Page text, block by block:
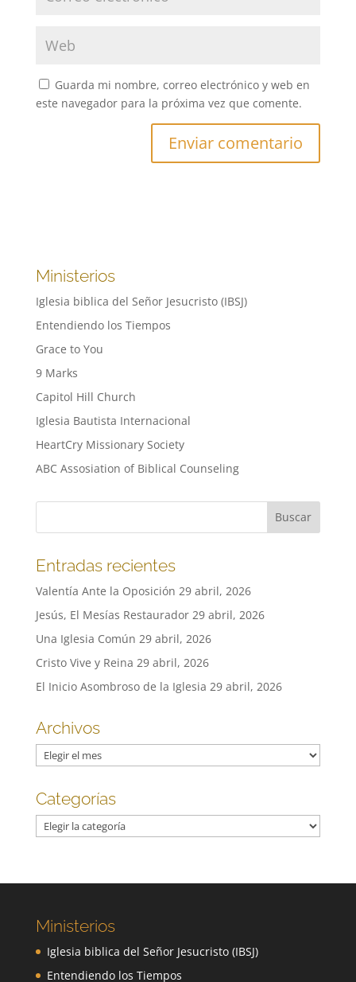
Guarda mi nombre, correo electrónico y web en
este navegador para la próxima vez que comente.
Ministerios
Iglesia biblica del Señor Jesucristo (IBSJ)
Entendiendo los Tiempos
Grace to You
9 Marks
Capitol Hill Church
Iglesia Bautista Internacional
HeartCry Missionary Society
ABC Assosiation of Biblical Counseling
Entradas recientes
Valentía Ante la Oposición 29 abril, 2026
Jesús, El Mesías Restaurador 29 abril, 2026
Una Iglesia Común 29 abril, 2026
Cristo Vive y Reina 29 abril, 2026
El Inicio Asombroso de la Iglesia 29 abril, 2026
Archivos
Archivos
Categorías
Categorías
Ministerios
Iglesia biblica del Señor Jesucristo (IBSJ)
Entendiendo los Tiempos